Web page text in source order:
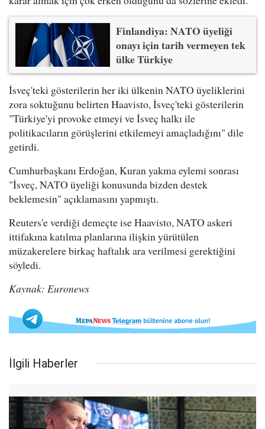
Finlandiya: NATO üyeliği
onayı için tarih vermeyen tek
ülke Türkiye
İsveç'teki gösterilerin her iki ülkenin NATO üyeliklerini
zora soktuğunu belirten Haavisto, İsveç'teki gösterilerin
"Türkiye'yi provoke etmeyi ve İsveç halkı ile
politikacıların görüşlerini etkilemeyi amaçladığını" dile
getirdi.
Cumhurbaşkanı Erdoğan, Kuran yakma eylemi sonrası
"İsveç, NATO üyeliği konusunda bizden destek
beklemesin" açıklamasını yapmıştı.
Reuters'e verdiği demeçte ise Haavisto, NATO askeri
ittifakına katılma planlarına ilişkin yürütülen
müzakerelere birkaç haftalık ara verilmesi gerektiğini
söyledi.
Kaynak: Euronews
İlgili Haberler